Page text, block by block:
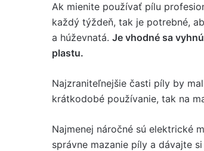
Ak mienite používať pílu
každý týždeň, tak je potrebné,
a húževnatá. Je vhodné sa
plastu.
Najzraniteľnejšie časti píly by
krátkodobé používanie, tak na
Najmenej náročné sú elektrické
správne mazanie píly a dávajte